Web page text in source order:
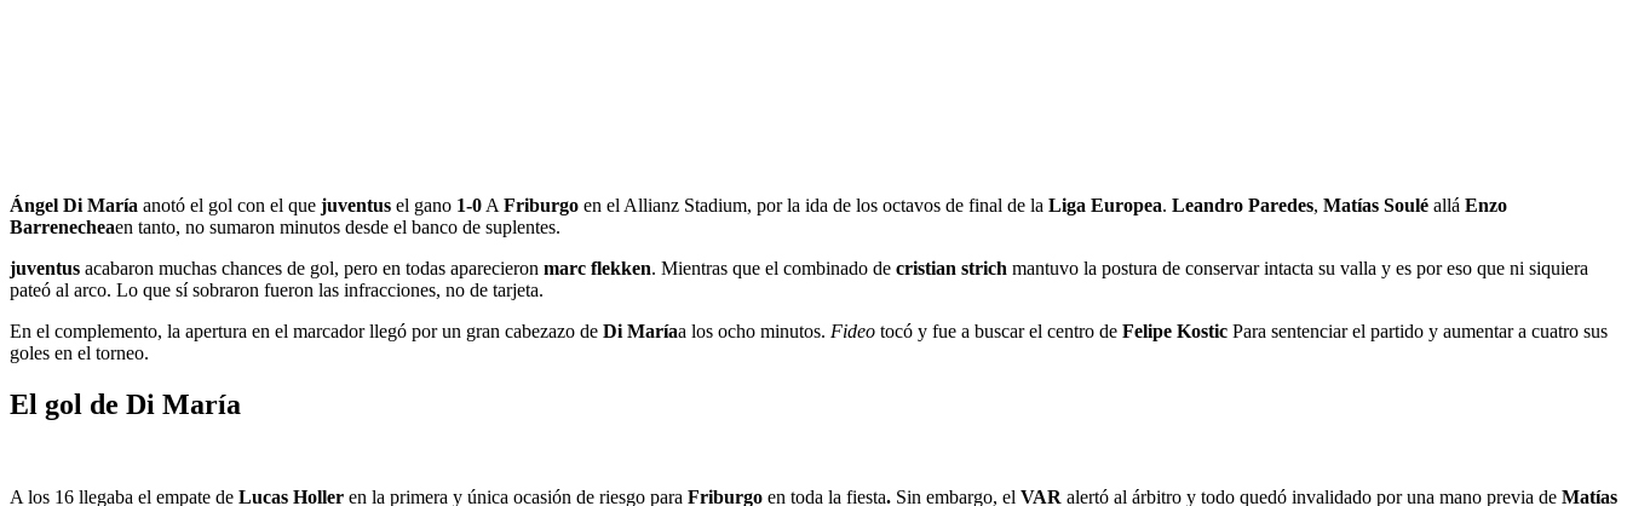
Ángel Di María anotó el gol con el que juventus el gano 1-0 A Friburgo en el Allianz Stadium, por la ida de los octavos de final de la Liga Europea. Leandro Paredes, Matías Soulé allá Enzo
Barrenecheaen tanto, no sumaron minutos desde el banco de suplentes.
juventus acabaron muchas chances de gol, pero en todas aparecieron marc flekken. Mientras que el combinado de cristian strich mantuvo la postura de conservar intacta su valla y es por eso que ni siquiera
pateó al arco. Lo que sí sobraron fueron las infracciones, no de tarjeta.
En el complemento, la apertura en el marcador llegó por un gran cabezazo de Di Maríaa los ocho minutos. Fideo tocó y fue a buscar el centro de Felipe Kostic Para sentenciar el partido y aumentar a cuatro sus
goles en el torneo.
El gol de Di María
A los 16 llegaba el empate de Lucas Holler en la primera y única ocasión de riesgo para Friburgo en toda la fiesta. Sin embargo, el VAR alertó al árbitro y todo quedó invalidado por una mano previa de Matías